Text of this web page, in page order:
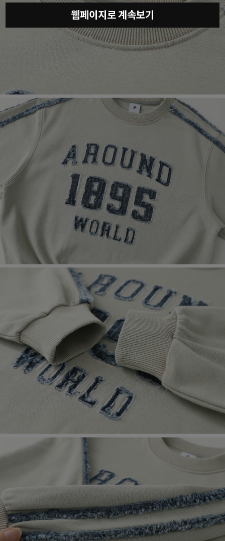
웹페이지로 계속보기